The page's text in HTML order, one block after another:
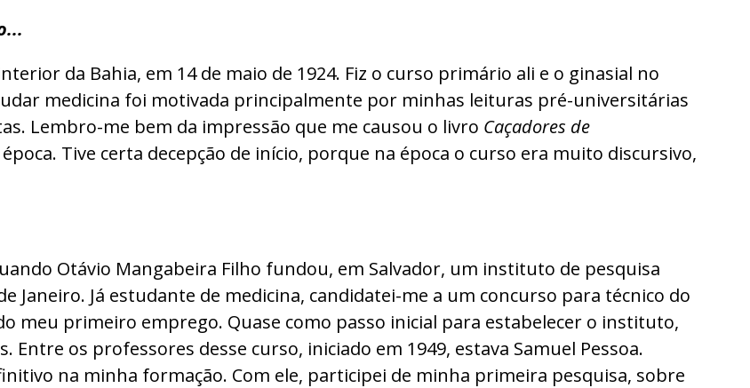
da Bahia, em 14 de maio de 1924. Fiz o curso primário ali e o ginasial no
medicina foi motivada principalmente por minhas leituras pré-universitárias
Lembro-me bem da impressão que me causou o livro Caçadores de
Tive certa decepção de início, porque na época o curso era muito discursivo,
Otávio Mangabeira Filho fundou, em Salvador, um instituto de pesquisa
Janeiro. Já estudante de medicina, candidatei-me a um concurso para técnico do
meu primeiro emprego. Quase como passo inicial para estabelecer o instituto,
os professores desse curso, iniciado em 1949, estava Samuel Pessoa.
na minha formação. Com ele, participei de minha primeira pesquisa, sobre